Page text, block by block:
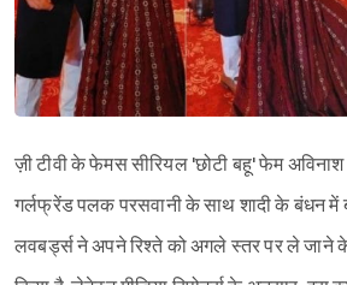
ज़ी टीवी के फेमस सीरियल 'छोटी बहू' फेम
गर्लफ्रेंड पलक परसवानी के साथ शादी के बंधन
लवबर्ड्स ने अपने रिश्ते को अगले स्तर पर ले जाने